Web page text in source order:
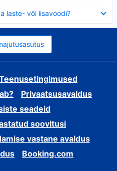
laste- või lisavoodi?
Privaatsusavaldus
seadeid
soovitusi
vastane avaldus
Booking.com